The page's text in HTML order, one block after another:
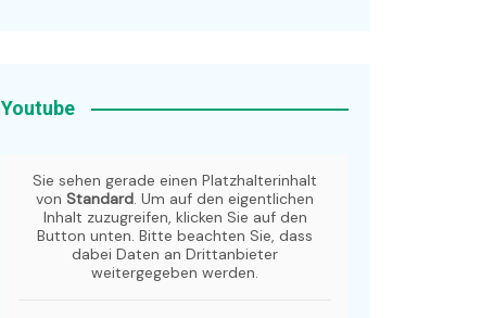
Youtube
Sie sehen gerade einen Platzhalterinhalt
von Standard. Um auf den eigentlichen
Inhalt zuzugreifen, klicken Sie auf den
Button unten. Bitte beachten Sie, dass
dabei Daten an Drittanbieter
weitergegeben werden.